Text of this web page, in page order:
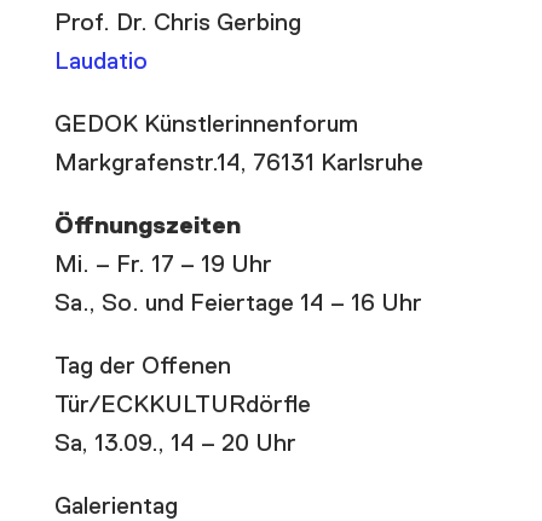
Prof. Dr. Chris Gerbing
Laudatio
GEDOK Künstlerinnenforum
Markgrafenstr.14, 76131 Karlsruhe
Öffnungszeiten
Mi. – Fr. 17 – 19 Uhr
Sa., So. und Feiertage 14 – 16 Uhr
Tag der Offenen
Tür/ECKKULTURdörfle
Sa, 13.09., 14 – 20 Uhr
Galerientag